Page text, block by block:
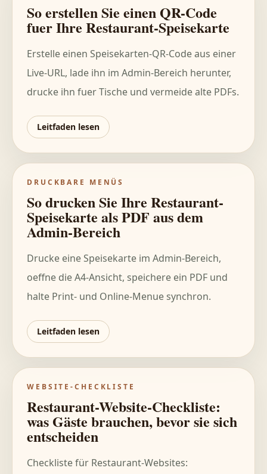
So erstellen Sie einen QR-Code
fuer Ihre Restaurant-Speisekarte
Erstelle einen Speisekarten-QR-Code aus einer
Live-URL, lade ihn im Admin-Bereich herunter,
drucke ihn fuer Tische und vermeide alte PDFs.
Leitfaden lesen
DRUCKBARE MENÜS
So drucken Sie Ihre Restaurant-
Speisekarte als PDF aus dem
Admin-Bereich
Drucke eine Speisekarte im Admin-Bereich,
oeffne die A4-Ansicht, speichere ein PDF und
halte Print- und Online-Menue synchron.
Leitfaden lesen
WEBSITE-CHECKLISTE
Restaurant-Website-Checkliste:
was Gäste brauchen, bevor sie sich
entscheiden
Checkliste für Restaurant-Websites: